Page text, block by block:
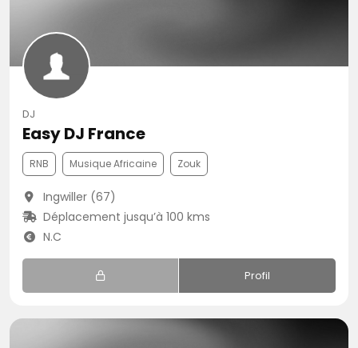
DJ
Easy DJ France
RNB Musique Africaine Zouk
Ingwiller (67)
Déplacement jusqu’à 100 kms
N.C
Profil